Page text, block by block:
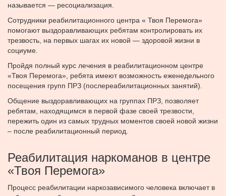
называется — ресоциализация.
Сотрудники реабилитационного центра « Твоя Перемога»
помогают выздоравливающих ребятам контролировать их
трезвость, на первых шагах их новой — здоровой жизни в
социуме.
Пройдя полный курс лечения в реабилитационном центре
«Твоя Перемога», ребята имеют возможность еженедельного
посещения групп ПРЗ (послереабилитационных занятий).
Общение выздоравливающих на группах ПРЗ, позволяет
ребятам, находящимся в первой фазе своей трезвости,
пережить один из самых трудных моментов своей новой жизни
– после реабилитационный период.
Реабилитация наркоманов в центре
«Твоя Перемога»
Процесс реабилитации наркозависимого человека включает в